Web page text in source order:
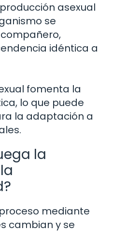
asexual
se
idéntica a
fomenta la
lo que puede
la adaptación a
la
mediante
cambian y se